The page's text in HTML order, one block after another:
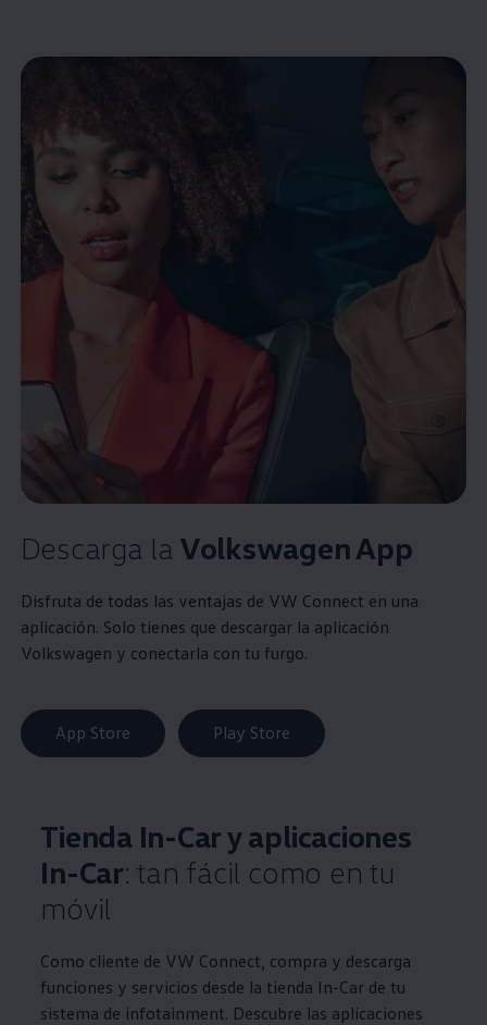
Descarga la VolkswagenApp
Disfruta de todas las ventajas de VW Connect en una
aplicación. Solo tienes que descargar la aplicación
Volkswagen y conectarla con tu furgo.
App Store Play Store
Tienda In-Car y aplicaciones
In-Car: tan fácil como en tu
móvil
Como cliente de VW Connect, compra y descarga
funciones y servicios desde la tienda In-Car de tu
sistema de infotainment. Descubre las aplicaciones